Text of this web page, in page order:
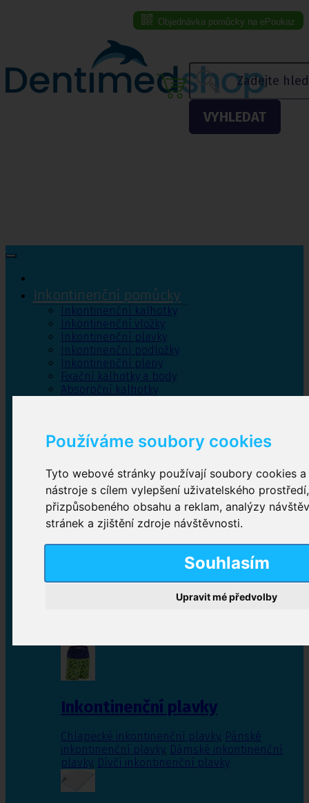
Používáme soubory cookies
Tyto webové stránky používají soubory cookies
nástroje s cílem vylepšení uživatelského
přizpůsobeného obsahu a reklam, analýzy
stránek a zjištění zdroje návštěvnosti.
Souhlasím
Upravit mé předvolby
Objednávka pomůcky na ePoukaz
VYHLEDAT
Inkontinenční pomůcky
Inkontinenční kalhotky
Inkontinenční vložky
Inkontinenční plavky
Inkontinenční podložky
Inkontinenční pleny
Fixační kalhotky a body
Absorpční kalhotky
Inkontinenční kalhotky
Plenkové kalhotky navlékací,Plenkové kalhotky
zalepovací,Inkontinenční kalhotky dámské
Inkontinenční vložky
Inkontinenční plavky
Chlapecké inkontinenční plavky, Pánské
inkontinenční plavky, Dámské inkontinenční
plavky, Dívčí inkontinenční plavky